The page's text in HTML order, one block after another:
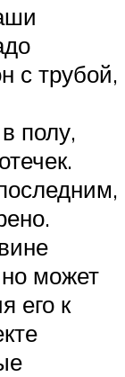
с трубой,
полу,
может
его к